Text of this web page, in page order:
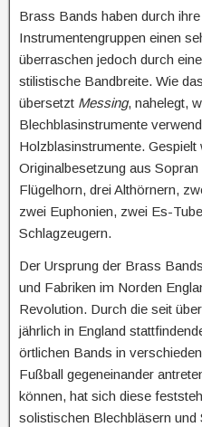
Brass Bands haben durch
Instrumentengruppen einen
überraschen jedoch durch
stilistische Bandbreite. Wie
übersetzt Messing, nahelegt,
Blechblasinstrumente
Holzblasinstrumente. Gespielt
Originalbesetzung aus
Flügelhorn, drei Althörnern,
zwei Euphonien, zwei Es-
Schlagzeugern.
Der Ursprung der Brass
und Fabriken im Norden
Revolution. Durch die seit
jährlich in England
örtlichen Bands in
Fußball gegeneinander
können, hat sich diese
solistischen Blechbläsern und